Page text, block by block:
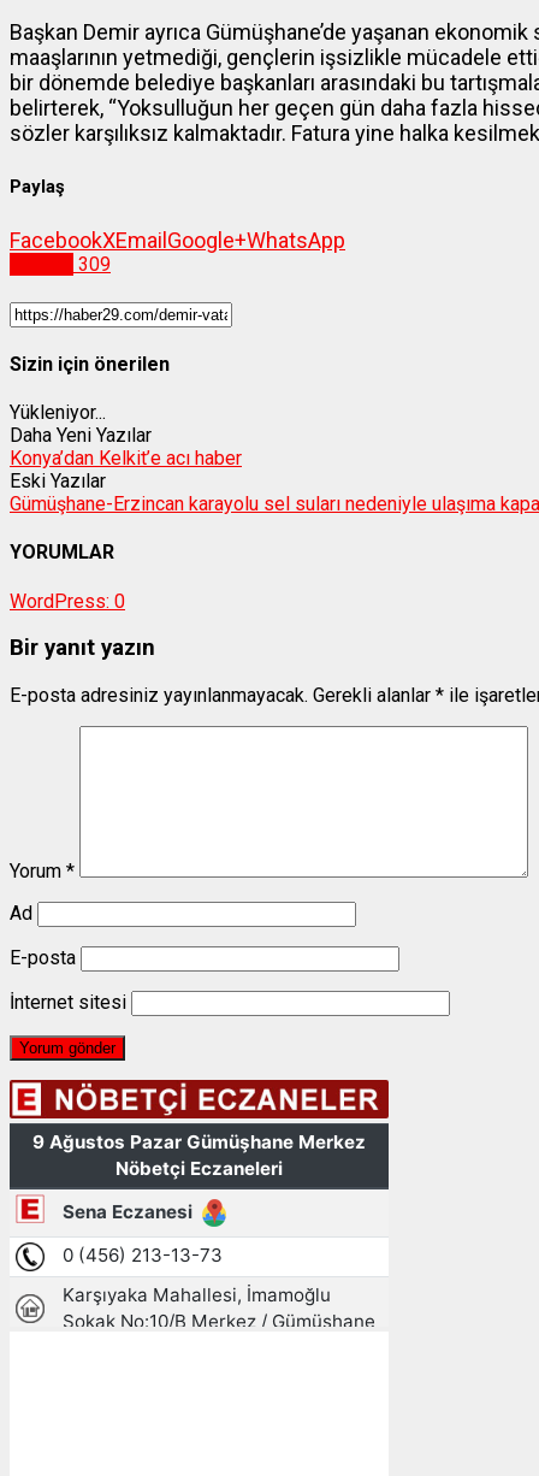
Başkan Demir ayrıca Gümüşhane’de yaşanan
maaşlarının yetmediği, gençlerin işsizlikle mücadele
bir dönemde belediye başkanları arasındaki bu
belirterek, “Yoksulluğun her geçen gün daha fazla
sözler karşılıksız kalmaktadır. Fatura yine halka
Paylaş
FacebookXEmail Google+WhatsApp
309
Sizin için önerilen
Yükleniyor...
Daha Yeni Yazılar
Konya’dan Kelkit’e acı haber
Eski Yazılar
Gümüşhane-Erzincan karayolu sel suları nedeniyle ulaşıma
YORUMLAR
WordPress: 0
Bir yanıt yazın
E-posta adresiniz yayınlanmayacak. Gerekli alanlar * ile
Yorum *
Ad
E-posta
İnternet sitesi